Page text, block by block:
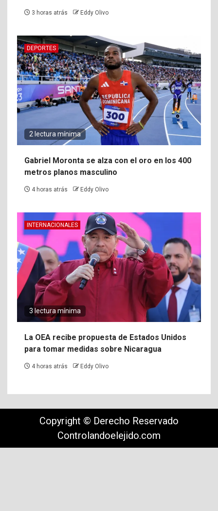
3 horas atrás Eddy Olivo
DEPORTES
2 lectura mínima
Gabriel Moronta se alza con el oro en los 400
metros planos masculino
4 horas atrás Eddy Olivo
INTERNACIONALES
3 lectura mínima
La OEA recibe propuesta de Estados Unidos
para tomar medidas sobre Nicaragua
4 horas atrás Eddy Olivo
Copyright © Derecho Reservado
Controlandoelejido.com